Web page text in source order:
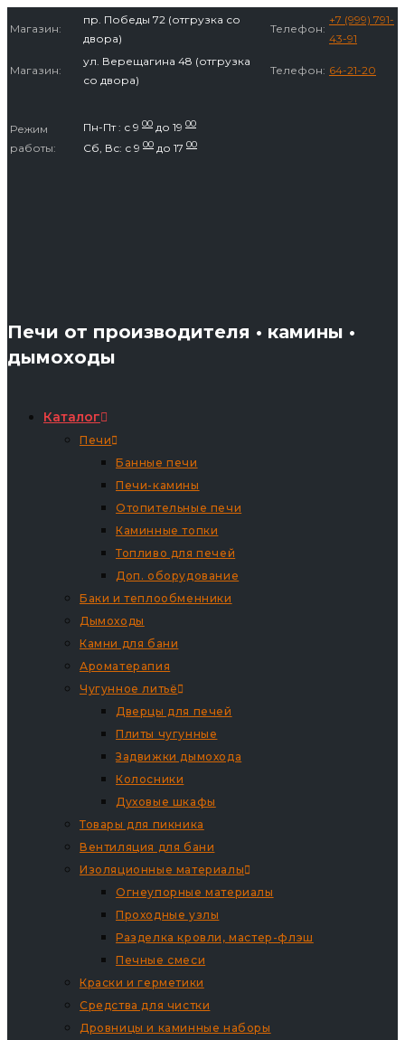
содержимому
Магазин:
пр. Победы 72 (отгрузка со
двора)
Телефон:
+7 (999) 791-
43-91
Магазин:
ул. Верещагина 48 (отгрузка
со двора)
Телефон: 64-21-20
Режим
работы:
Пн-Пт : с 9 00 до 19 00
Сб, Вс: с 9 00 до 17 00
Печи от производителя • камины •
дымоходы
Каталог
Печи
Банные печи
Печи-камины
Отопительные печи
Каминные топки
Топливо для печей
Доп. оборудование
Баки и теплообменники
Дымоходы
Камни для бани
Ароматерапия
Чугунное литьё
Дверцы для печей
Плиты чугунные
Задвижки дымохода
Колосники
Духовые шкафы
Товары для пикника
Вентиляция для бани
Изоляционные материалы
Огнеупорные материалы
Проходные узлы
Разделка кровли, мастер-флэш
Печные смеси
Краски и герметики
Средства для чистки
Дровницы и каминные наборы